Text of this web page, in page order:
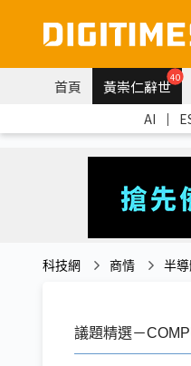
首頁 黃崇仁辭世40
AI ｜
科技網 商情 半
議題精選－